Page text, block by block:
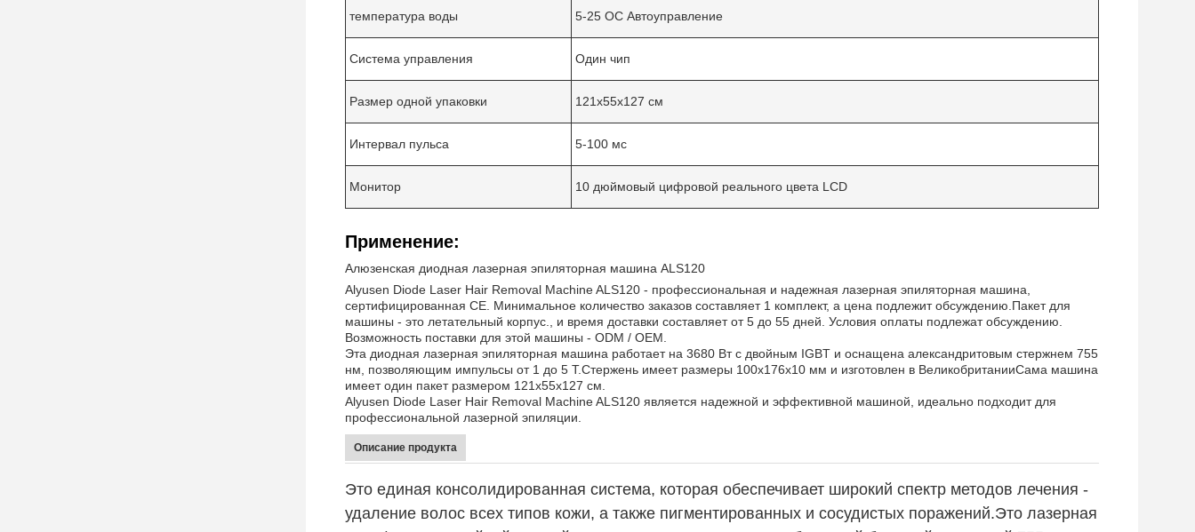
температура воды 5-25 OC Автоуправление
Система управления Один чип
Размер одной упаковки 121х55х127 см
Интервал пульса 5-100 мс
Монитор 10 дюймовый цифровой реального цвета LCD
Применение:
Алюзенская диодная лазерная эпиляторная машина ALS120
Alyusen Diode Laser Hair Removal Machine ALS120 - профессиональная и надежная лазерная эпиляторная машина,
сертифицированная CE. Минимальное количество заказов составляет 1 комплект, а цена подлежит обсуждению.Пакет для
машины - это летательный корпус., и время доставки составляет от 5 до 55 дней. Условия оплаты подлежат обсуждению.
Возможность поставки для этой машины - ODM / OEM.
Эта диодная лазерная эпиляторная машина работает на 3680 Вт с двойным IGBT и оснащена александритовым стержнем 755
нм, позволяющим импульсы от 1 до 5 Т.Стержень имеет размеры 100x176x10 мм и изготовлен в ВеликобританииСама машина
имеет один пакет размером 121x55x127 см.
Alyusen Diode Laser Hair Removal Machine ALS120 является надежной и эффективной машиной, идеально подходит для
профессиональной лазерной эпиляции.
Описание продукта
Это единая консолидированная система, которая обеспечивает широкий спектр методов лечения -
удаление волос всех типов кожи, а также пигментированных и сосудистых поражений.Это лазерная